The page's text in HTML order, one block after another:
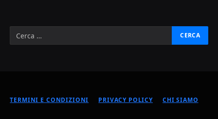
TERMINI E CONDIZIONI PRIVACY POLICY CHI SIAMO